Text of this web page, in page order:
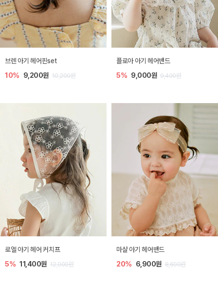
브렌 아기 헤어핀set
10% 9,200원 10,200원
플로아 아기 헤어밴드
5% 9,000원 9,400원
로엘 아기 헤어 커치프
5% 11,400원 12,000원
마샬 아기 헤어밴드
20% 6,900원 8,600원